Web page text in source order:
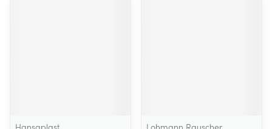
Hansaplast
Lohmann Rauscher